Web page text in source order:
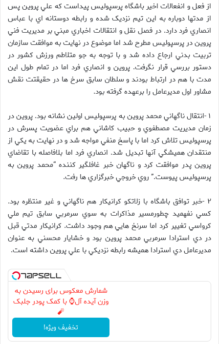
از فعل و انفعالات اخير باشگاه پرسپوليس پيداست که علي پروين پس
از مدتها دوباره به اين تيم نزديک شده و رابطه دوستانه اي با عباس
انصاري فرد دارد. در فصل نقل و انتقالات اخباري مبني بر مديريت فني
پروين در پرسپوليس مطرح شد اما موضوع در نهايت به موافقت سازمان
تربيت بدني ارجاع داده شد و با توجه به جو متلاطم ورزش کشور در
دستور بررسي قرار نگرفت. پروين و انصاري فرد اما در تمام طول اين
مدت با هم در ارتباط بودند و سلطان سابق سرخ ها در حقيقتت نقش
مشاور اول مديرعامل را برعهده گرفته بود.
۱ -انتقال ناگهاني محمد پروين به پرسپوليس اولين نشانه بود. پروين در
زمان مديريت مصطفوي و حبيب کاشاني هم براي عضويت پسرش در
پرسپوليس تلاش کرد اما با پاسخ منفي مواجه شد و در نهايت به يکي از
منتقدان هميشگي آنها تبديل شد. انصاري فرد اما بلافاصله با تقاضاي
پروين پدر موافقت کرد و ناگهان خبر غافلگير کننده “محمد پروين به
پرسپوليس پيوست.” روي خروجي خبرگزاري ها رفت.
۲ -خبر توافق باشگاه با زلاتکو کرانيکار هم ناگهاني و غير منتظره بود.
کسي نفهميد چطورمسير مذاکرات به سوي سرمربي سابق تيم ملي
کرواسي تغيير کرد اما سرنخ هايي هم وجود داشت. کرانيکار مدتي قبل
در دي استرادا سرمربي محمد پروين بود و خشايار محسني به عنوان
مديرعامل دي استرادا هميشه رابطه نزديکي با علي پروين داشته است.
شمارش معکوس برای رسیدن به
وزن آیده آل⌚ با کمک پودر جلبک
🧨
تخفیف ویژه!